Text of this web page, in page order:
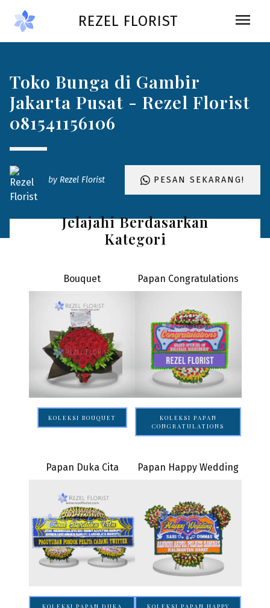
REZEL FLORIST menu
Toko Bunga di Gambir
Jakarta Pusat - Rezel Florist
081541156106
by Rezel Florist PESAN SEKARANG!
Jelajahi Berdasarkan
Kategori
Bouquet
KOLEKSI BOUQUET
Papan Congratulations
KOLEKSI PAPAN
CONGRATULATIONS
Papan Duka Cita
KOLEKSI PAPAN DUKA
Papan Happy Wedding
KOLEKSI PAPAN HAPPY